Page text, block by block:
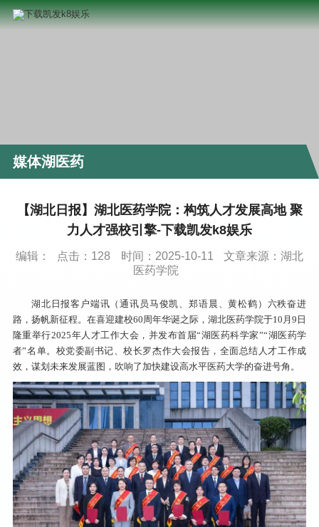
媒体湖医药
【湖北日报】湖北医药学院：构筑人才发展高地 聚
力人才强校引擎-下载凯发k8娱乐
编辑： 点击： 128 时间：2025-10-11
文章来源：湖北
医药学院
湖北日报客户端讯（通讯员马俊凯、郑语晨、黄松鹤）六秩奋进
路，扬帆新征程。在喜迎建校60周年华诞之际，湖北医药学院于10月9日
隆重举行2025年人才工作大会，并发布首届“湖医药科学家”“湖医药学
者”名单。校党委副书记、校长罗杰作大会报告，全面总结人才工作成
效，谋划未来发展蓝图，吹响了加快建设高水平医药大学的奋进号角。